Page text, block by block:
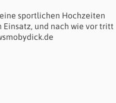
sportlichen Hochzeiten
Einsatz, und nach wie vor tritt